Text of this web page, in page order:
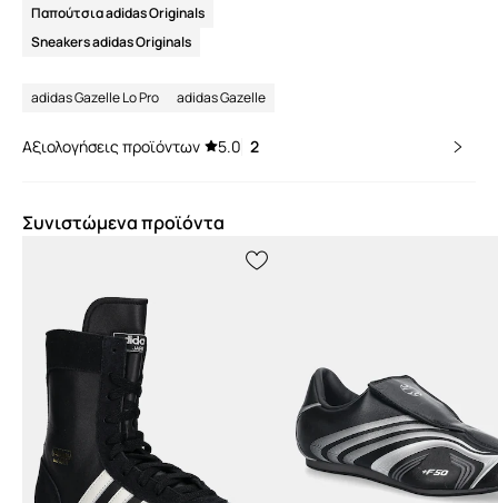
Παπούτσια adidas Originals
Sneakers adidas Originals
adidas Gazelle Lo Pro adidas Gazelle
Αξιολογήσεις προϊόντων 5.0 2
Συνιστώμενα προϊόντα